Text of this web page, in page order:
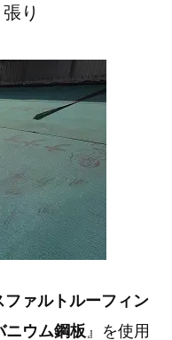
り
ファルトルーフィン
ニウム鋼板 』を使用